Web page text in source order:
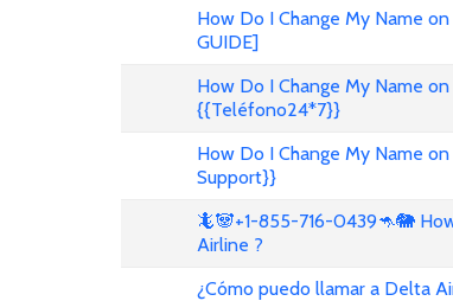
How Do I Change My Name
GUIDE]
How Do I Change My Name
{{Teléfono24*7}}
How Do I Change My Name
Support}}
🦎🐼+1-855-716-0439🦘🐘
Airline ?
¿Cómo puedo llamar a Delta